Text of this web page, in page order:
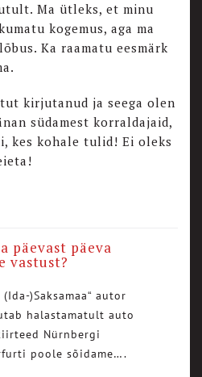
Ma ütleks, et minu
kogemus, aga ma
Ka raamatu eesmärk
kirjutanud ja seega olen
südamest korraldajaid,
kes kohale tulid! Ei oleks
päevast päeva
vastust?
)Saksamaa“ autor
halastamatult auto
Nürnbergi
poole sõidame….